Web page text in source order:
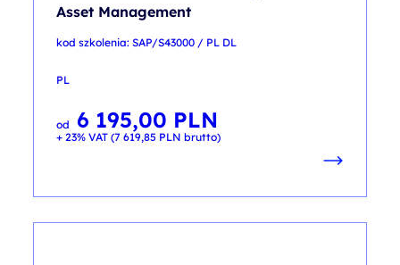
Asset Management
kod szkolenia: SAP/S43000 / PL DL
PL
od 6 195,00 PLN
+ 23% VAT (7 619,85 PLN brutto)